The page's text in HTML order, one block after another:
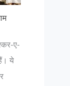
ए-
ये